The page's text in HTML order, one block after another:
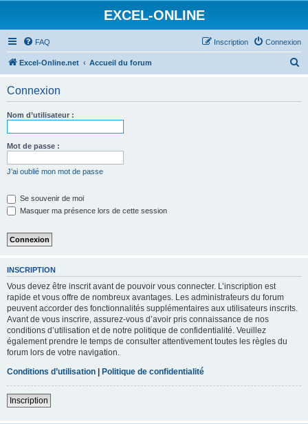
EXCEL-ONLINE
FAQ Connexion
Inscription
Excel-Online.net Accueil du forum
Connexion
Nom d’utilisateur :
Mot de passe :
J’ai oublié mon mot de passe
Se souvenir de moi
Masquer ma présence lors de cette session
INSCRIPTION
Vous devez être inscrit avant de pouvoir vous connecter. L’inscription est
rapide et vous offre de nombreux avantages. Les administrateurs du forum
peuvent accorder des fonctionnalités supplémentaires aux utilisateurs inscrits.
Avant de vous inscrire, assurez-vous d’avoir pris connaissance de nos
conditions d’utilisation et de notre politique de confidentialité. Veuillez
également prendre le temps de consulter attentivement toutes les règles du
forum lors de votre navigation.
Conditions d’utilisation | Politique de confidentialité
Inscription